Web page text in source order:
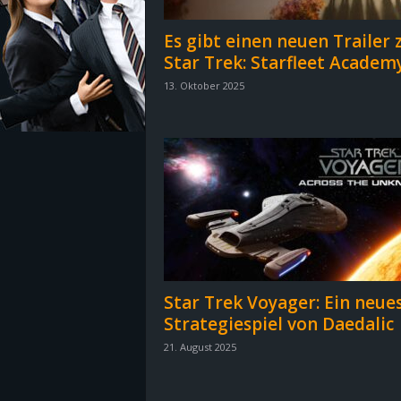
z
e
c
t
e
Es gibt einen neuen Trailer
Star Trek: Starfleet
13. Oktober 2025
Star Trek Voyager: Ein
Strategiespiel von Daedalic
21. August 2025